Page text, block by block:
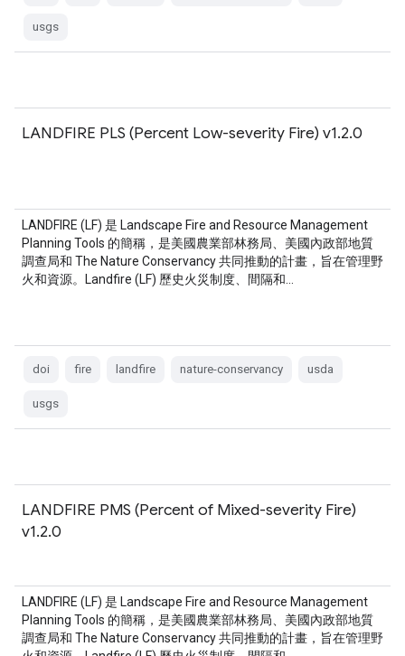
usgs
LANDFIRE PLS (Percent Low-severity Fire) v1.2.0
LANDFIRE (LF) 是 Landscape Fire and Resource Management
Planning Tools 的簡稱，是美國農業部林務局、美國內政部地質
調查局和 The Nature Conservancy 共同推動的計畫，旨在管理野
火和資源。Landfire (LF) 歷史火災制度、間隔和…
doi fire landfire nature-conservancy usda
usgs
LANDFIRE PMS (Percent of Mixed-severity Fire)
v1.2.0
LANDFIRE (LF) 是 Landscape Fire and Resource Management
Planning Tools 的簡稱，是美國農業部林務局、美國內政部地質
調查局和 The Nature Conservancy 共同推動的計畫，旨在管理野